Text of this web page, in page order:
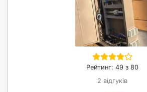
Рейтинг: 49 з 80
2 відгуків